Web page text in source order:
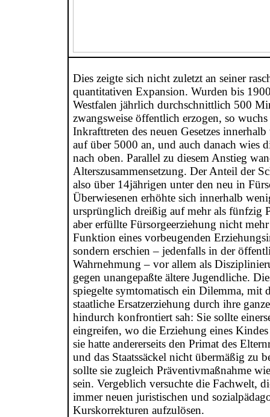
Dies zeigte sich nicht zuletzt an seiner
quantitativen Expansion. Wurden bis
Westfalen jährlich durchschnittlich 500
zwangsweise öffentlich erzogen, so
Inkrafttreten des neuen Gesetzes
auf über 5000 an, und auch danach wies
nach oben. Parallel zu diesem Anstieg
Alterszusammensetzung. Der Anteil der
also über 14jährigen unter den neu in
Überwiesenen erhöhte sich innerhalb
ursprünglich dreißig auf mehr als fünfzig
aber erfüllte Fürsorgeerziehung nicht
Funktion eines vorbeugenden
sondern erschien – jedenfalls in der
Wahrnehmung – vor allem als
gegen unangepaßte ältere Jugendliche.
spiegelte symtomatisch ein Dilemma, mit
staatliche Ersatzerziehung durch ihre
hindurch konfrontiert sah: Sie sollte
eingreifen, wo die Erziehung eines
sie hatte andererseits den Primat des
und das Staatssäckel nicht übermäßig zu
sollte sie zugleich Präventivmaßnahme
sein. Vergeblich versuchte die Fachwelt,
immer neuen juristischen und
Kurskorrekturen aufzulösen.